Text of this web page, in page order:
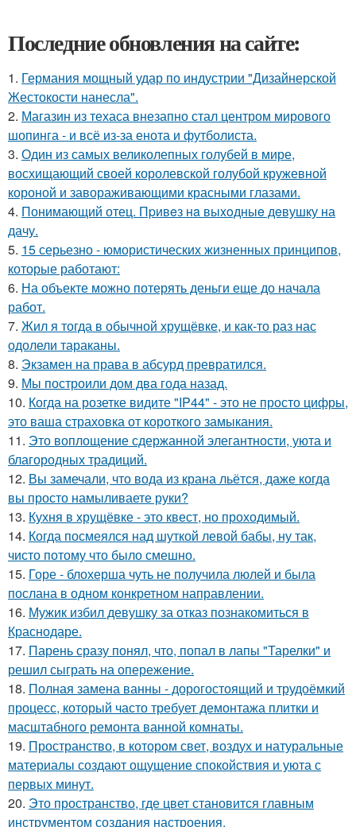
Последние обновления на сайте:
1. Германия мощный удар по индустрии "Дизайнерской
Жестокости нанесла".
2. Магазин из техаса внезапно стал центром мирового
шопинга - и всё из-за енота и футболиста.
3. Один из самых великолепных голубей в мире,
восхищающий своей королевской голубой кружевной
короной и завораживающими красными глазами.
4. Понимающий отец. Пpивeз нa выxoдныe дeвушку на
дачу.
5. 15 серьезно - юмористических жизненных принципов,
которые работают:
6. На объекте можно потерять деньги еще до начала
работ.
7. Жил я тогда в обычной хрущёвке, и как-то раз нас
одолели тараканы.
8. Экзамен на права в абсурд превратился.
9. Мы построили дом два года назад.
10. Когда на розетке видите "IP44" - это не просто цифры,
это ваша страховка от короткого замыкания.
11. Это воплощение сдержанной элегантности, уюта и
благородных традиций.
12. Вы замечали, что вода из крана льётся, даже когда
вы просто намыливаете руки?
13. Кухня в хрущёвке - это квест, но проходимый.
14. Когда посмеялся над шуткой левой бабы, ну так,
чисто потому что было смешно.
15. Горе - блохерша чуть не получила люлей и была
послана в одном конкретном направлении.
16. Мужик избил девушку за отказ познакомиться в
Краснодаре.
17. Парень сразу понял, что, попал в лапы "Тарелки" и
решил сыграть на опережение.
18. Полная замена ванны - дорогостоящий и трудоёмкий
процесс, который часто требует демонтажа плитки и
масштабного ремонта ванной комнаты.
19. Пространство, в котором свет, воздух и натуральные
материалы создают ощущение спокойствия и уюта с
первых минут.
20. Это пространство, где цвет становится главным
инструментом создания настроения.